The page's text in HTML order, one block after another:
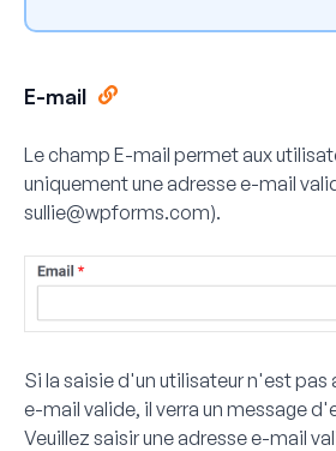
E-mail
Le champ E-mail permet aux
uniquement une adresse e-mail
sullie@wpforms.com).
Si la saisie d'un utilisateur n'est
e-mail valide, il verra un message
Veuillez saisir une adresse e-mail